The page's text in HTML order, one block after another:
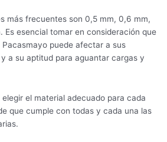
más frecuentes son 0,5 mm, 0,6 mm,
Es esencial tomar en consideración que
Pacasmayo puede afectar a sus
a su aptitud para aguantar cargas y
el material adecuado para cada
que cumple con todas y cada una las